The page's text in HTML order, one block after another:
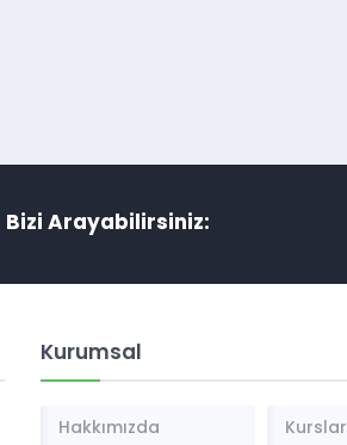
Bizi Arayabilirsiniz:
Kurumsal
Hakkımızda Kurslar